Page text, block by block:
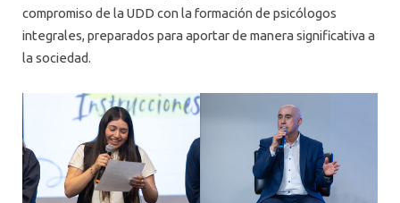
compromiso de la UDD con la formación de psicólogos
integrales, preparados para aportar de manera significativa a
la sociedad.